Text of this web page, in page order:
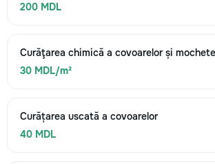
200 MDL
Curăţarea chimică a covoarelor și
30 MDL/m²
Curățarea uscată a covoarelor
40 MDL